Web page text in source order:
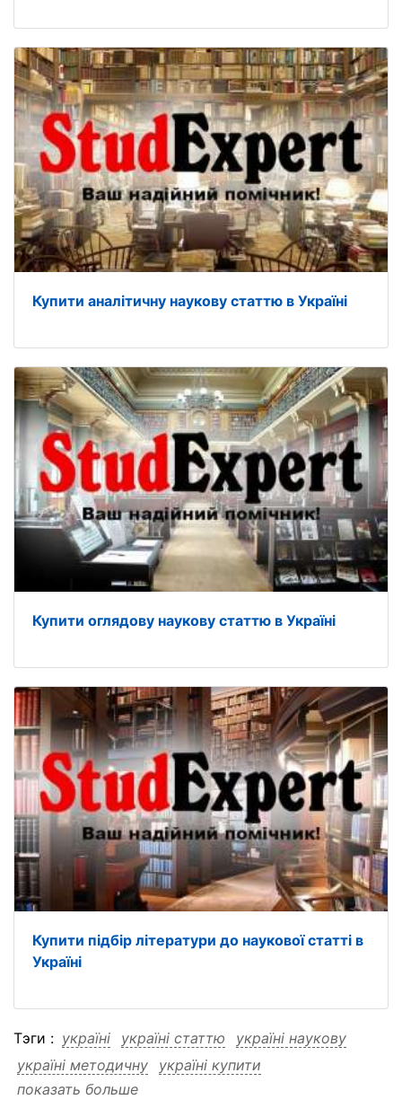
Купити аналітичну наукову статтю в Україні
Купити оглядову наукову статтю в Україні
Купити підбір літератури до наукової статті в
Україні
Тэги : україні україні статтю
україні наукову
україні методичну
україні купити
україні купити статтю
показать больше